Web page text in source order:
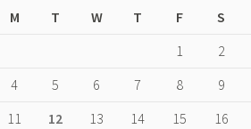
M
T W T F S
1
2
4
5 6 7 8 9
11
12 13 14 15 16